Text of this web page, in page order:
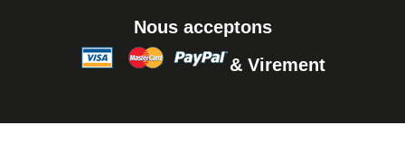
Nous acceptons
& Virement